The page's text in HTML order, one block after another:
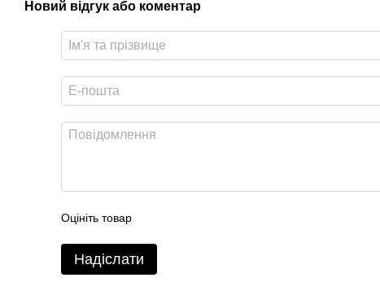
Новий відгук або коментар
Оцініть товар
Надіслати